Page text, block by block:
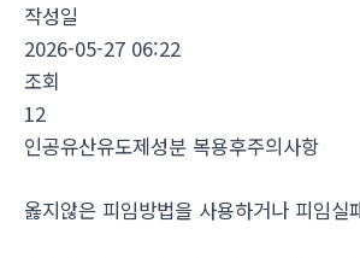
작성일
2026-05-27 06:22
조회
12
인공유산유도제성분 복용후주의사항
옳지않은 피임방법을 사용하거나 피임실